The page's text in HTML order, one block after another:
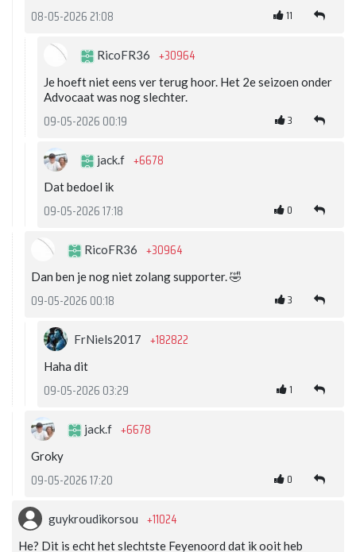
08-05-2026 21:08 11
RicoFR36 +30964
Je hoeft niet eens ver terug hoor. Het 2e seizoen onder
Advocaat was nog slechter.
09-05-2026 00:19 3
jack.f +6678
Dat bedoel ik
09-05-2026 17:18 0
RicoFR36 +30964
Dan ben je nog niet zolang supporter. 🤣
09-05-2026 00:18 3
FrNiels2017 +182822
Haha dit
09-05-2026 03:29 1
jack.f +6678
Groky
09-05-2026 17:20 0
guykroudikorsou +11024
He? Dit is echt het slechtste Feyenoord dat ik ooit heb